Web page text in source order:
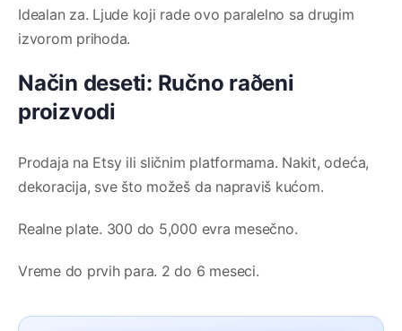
Idealan za. Ljude koji rade ovo paralelno sa drugim
izvorom prihoda.
Način deseti: Ručno raðeni
proizvodi
Prodaja na Etsy ili sličnim platformama. Nakit, odeća,
dekoracija, sve što možeš da napraviš kućom.
Realne plate. 300 do 5,000 evra mesečno.
Vreme do prvih para. 2 do 6 meseci.